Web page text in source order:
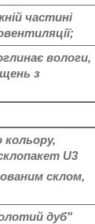
частині
вологи,
з
кольору,
U3
склом,
дуб"